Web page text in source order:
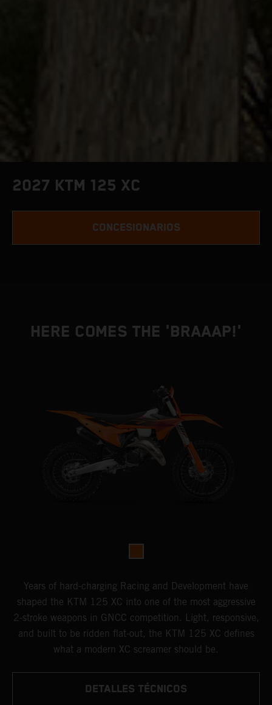
2027 KTM 125 XC
CONCESIONARIOS
HERE COMES THE 'BRAAAP!'
Years of hard-charging Racing and Development have
shaped the KTM 125 XC into one of the most aggressive
2-stroke weapons in GNCC competition. Light, responsive,
and built to be ridden flat-out, the KTM 125 XC defines
what a modern XC screamer should be.
DETALLES TÉCNICOS